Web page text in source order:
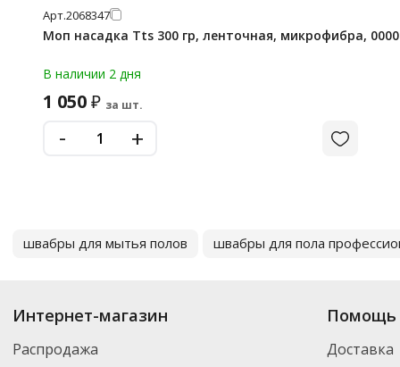
Арт.2068347
Моп насадка Tts 300 гр, ленточная, микрофибра,
В наличии 2 дня
1 050₽ за шт.
- +
швабры для мытья полов швабры для пола
Интернет-магазин
Распродажа
Помощь
Доставка